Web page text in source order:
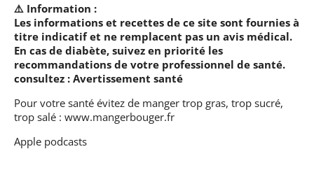
⚠️ Information :
Les informations et recettes de ce site sont fournies à
titre indicatif et ne remplacent pas un avis médical.
En cas de diabète, suivez en priorité les
recommandations de votre professionnel de santé.
consultez : Avertissement santé
Pour votre santé évitez de manger trop gras, trop sucré,
trop salé : www.mangerbouger.fr
Apple podcasts